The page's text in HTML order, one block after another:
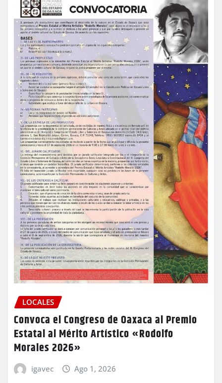
LOCALES
Convoca el Congreso de Oaxaca al Premio
Estatal al Mérito Artístico «Rodolfo
Morales 2026»
igavec Ago 1, 2026